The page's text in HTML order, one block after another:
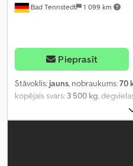
Bad Tennstedt 1 099 km
Pieprasīt
Stāvoklis: jauns, nobraukums:70
kopējais svars: 3 500 kg,
ABS, centrālā atslēga,